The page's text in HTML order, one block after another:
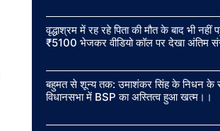
वृद्धाश्रम में रह रहे पिता की मौत के बाद भी नहीं
₹5100 भेजकर वीडियो कॉल पर देखा अंतिम
बहुमत से शून्य तक: उमाशंकर सिंह के निधन के
विधानसभा में BSP का अस्तित्व हुआ खत्म।।